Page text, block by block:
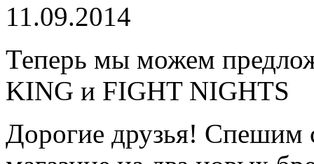
11.09.2014
Теперь мы можем
KING и FIGHT NIGHTS
Дорогие друзья! Спешим